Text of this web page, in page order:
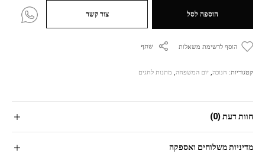
הוספה לסל צור קשר
הוסף לרשימת משאלות שתף
קטגוריות: חנוכה, יום המשפחה, מתנות לחגים
חוות דעת (0)
מדיניות משלוחים ואספקה